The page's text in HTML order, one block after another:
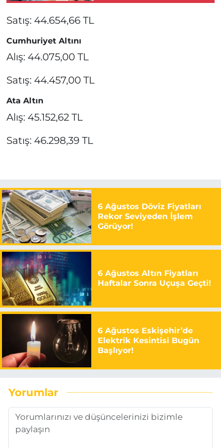
Satış: 44.654,66 TL
Cumhuriyet Altını
Alış: 44.075,00 TL
Satış: 44.457,00 TL
Ata Altın
Alış: 45.152,62 TL
Satış: 46.298,39 TL
6 Ağustos Döviz Fiyatları
Rekor Seviyeden İşlem
Görüyor!
6 Ağustos Altın Fiyatları
Haftalar Sonra Uçuşa Geçti!
6 Ağustos Eskişehir’de
Elektrik Kesintisi Bugün
Başlıyor!
Yorumlar